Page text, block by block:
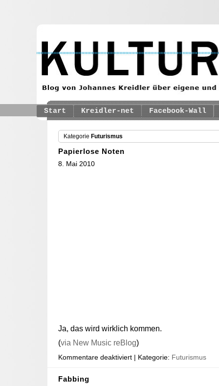
Start Kreidler-net Facebook-Wall
Kategorie Futurismus
Papierlose Noten
8. Mai 2010
Ja, das wird wirklich kommen.
(via New Music reBlog)
Kommentare deaktiviert | Kategorie: Futurismus
Fabbing